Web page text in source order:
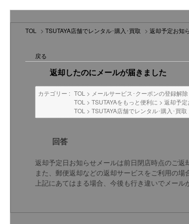
TOL > TSUTAYA店舗でレンタル･購入･買取 > 返却予定お知
戻る
返却したのにメールが届きました
カテゴリー : TOL > メールサービス･クーポンの登録解除
TOL > TSUTAYAをもっと便利に > 返却予
TOL > TSUTAYA店舗でレンタル･購入･買取
回答
返却予定日お知らせメールは前日閉店時点のご返
また、郵便返却などの返却サービスをご利用の場
上記にあてはまる場合、今後も行き違いでメー